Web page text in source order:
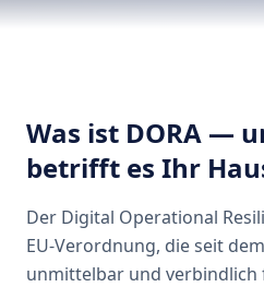
Was ist DORA —
betrifft es Ihr
Der Digital Operational
EU-Verordnung, die seit
unmittelbar und verbindlich